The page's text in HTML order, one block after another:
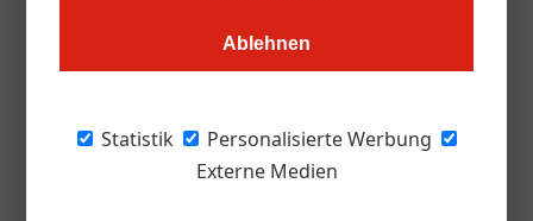
Ablehnen
Statistik
Personalisierte Werbung
Externe Medien
Spätestens seit der ­Corona-Pandemie ist klar: Food-Delivery
ist ein Thema, mit dem sich Gastronomen beschäftigen
reibungsloses Service, sind aber teuer. Ein heimisches
Unternehmen bietet eine Alternative an